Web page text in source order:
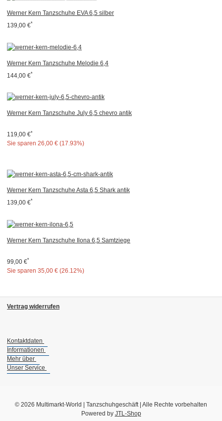
Werner Kern Tanzschuhe EVA 6,5 silber
139,00 €*
Werner Kern Tanzschuhe Melodie 6,4
144,00 €*
Werner Kern Tanzschuhe July 6,5 chevro antik
119,00 €*
Sie sparen 26,00 € (17.93%)
Werner Kern Tanzschuhe Asta 6,5 Shark antik
139,00 €*
Werner Kern Tanzschuhe Ilona 6,5 Samtziege
99,00 €*
Sie sparen 35,00 € (26.12%)
Vertrag widerrufen
Kontaktdaten
Informationen
Mehr über
Unser Service
© 2026 Multimarkt-World | Tanzschuhgeschäft | Alle Rechte vorbehalten
Powered by JTL-Shop